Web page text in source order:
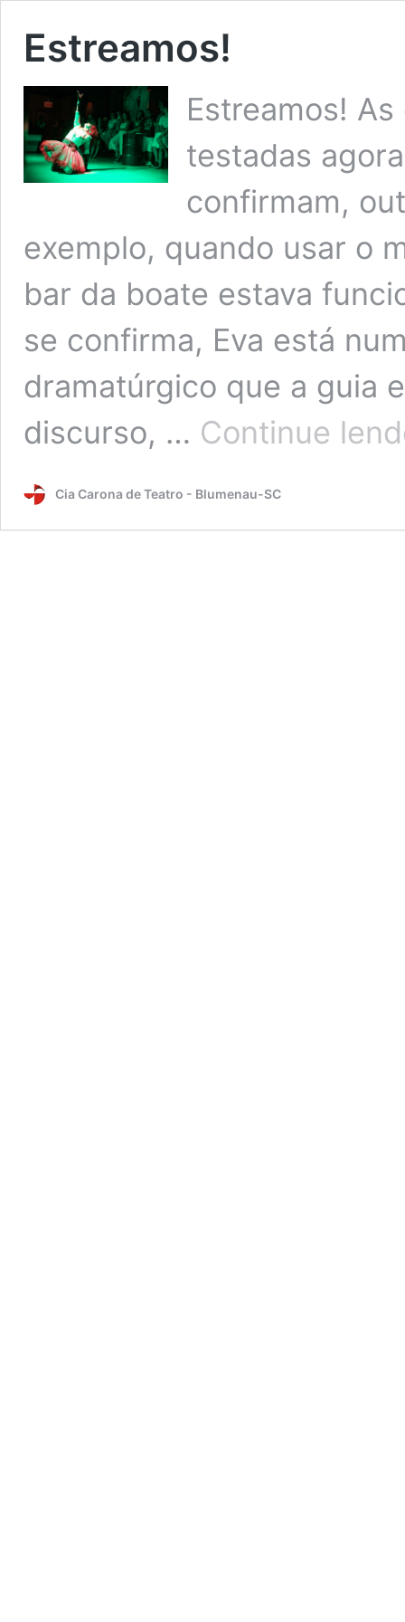
Estreamos!
Estreamos!
testadas
confirmam,
exemplo, quando usar o
bar da boate estava
se confirma, Eva está
dramatúrgico que a guia
discurso, … Continue
Cia Carona de Teatro - Blumenau-SC